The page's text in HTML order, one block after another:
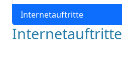
Internetauftritte
Internetauftritte